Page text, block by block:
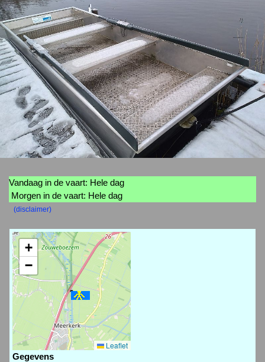
Vandaag in de vaart: Hele dag
Morgen in de vaart: Hele dag
(disclaimer)
+
−
Leaflet
Gegevens